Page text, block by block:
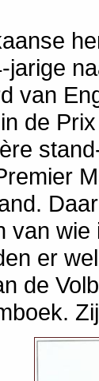
jarige
van
de
van
er
de